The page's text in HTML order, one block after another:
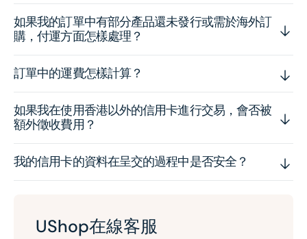
如果我的訂單中有部分產品還未發行或需於海外訂
購，付運方面怎樣處理？
訂單中的運費怎樣計算？
如果我在使用香港以外的信用卡進行交易，會否被
額外徵收費用？
我的信用卡的資料在呈交的過程中是否安全？
UShop在線客服